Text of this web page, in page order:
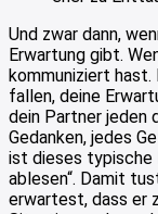
Und zwar dann,
Erwartung gibt.
kommuniziert hast.
fallen, deine
dein Partner jeden
Gedanken, jedes
ist dieses typische
ablesen“. Damit
erwartest, dass er